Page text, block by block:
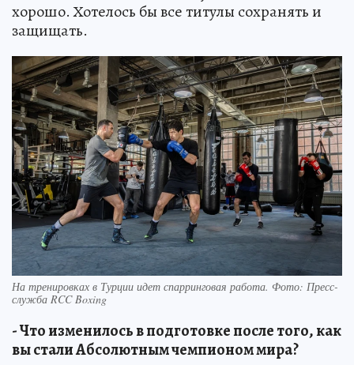
хорошо. Хотелось бы все титулы сохранять и
защищать.
На тренировках в Турции идет спарринговая работа. Фото: Пресс-
служба RCC Boxing
- Что изменилось в подготовке после того, как
вы стали Абсолютным чемпионом мира?